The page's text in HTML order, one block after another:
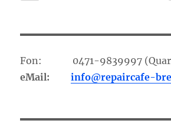
Fon: 0471-9839997
eMail:
info@repaircafe-